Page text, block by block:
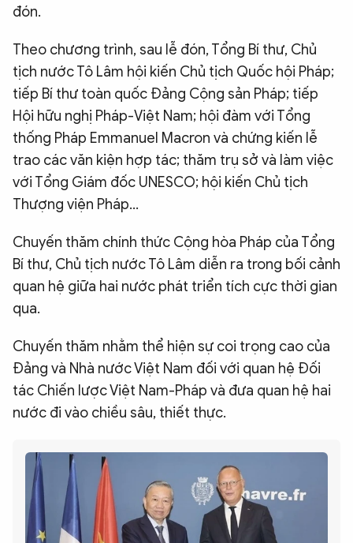
đón.
Theo chương trình, sau lễ đón, Tổng Bí thư, Chủ
tịch nước Tô Lâm hội kiến Chủ tịch Quốc hội Pháp;
tiếp Bí thư toàn quốc Đảng Cộng sản Pháp; tiếp
Hội hữu nghị Pháp-Việt Nam; hội đàm với Tổng
thống Pháp Emmanuel Macron và chứng kiến lễ
trao các văn kiện hợp tác; thăm trụ sở và làm việc
với Tổng Giám đốc UNESCO; hội kiến Chủ tịch
Thượng viện Pháp...
Chuyến thăm chính thức Cộng hòa Pháp của Tổng
Bí thư, Chủ tịch nước Tô Lâm diễn ra trong bối cảnh
quan hệ giữa hai nước phát triển tích cực thời gian
qua.
Chuyến thăm nhằm thể hiện sự coi trọng cao của
Đảng và Nhà nước Việt Nam đối với quan hệ Đối
tác Chiến lược Việt Nam-Pháp và đưa quan hệ hai
nước đi vào chiều sâu, thiết thực.